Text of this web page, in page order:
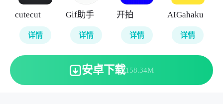
cutecut
详情
Gif助手
详情
开拍
详情
AIGahaku
详情
安卓下载158.34M